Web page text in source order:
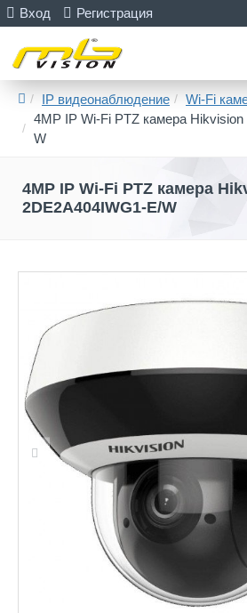
Вход Регистрация
IP видеонаблюдение
Wi-Fi
4MP IP Wi-Fi PTZ камера
W
4MP IP Wi-Fi PTZ камера
2DE2A404IWG1-E/W